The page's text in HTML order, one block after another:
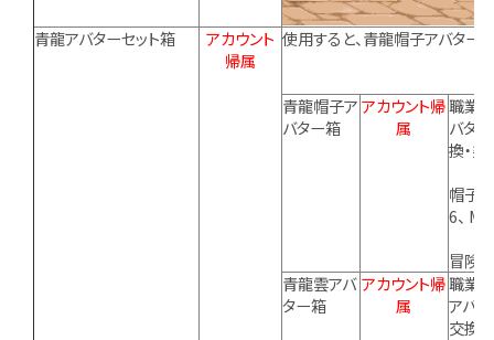
青龍アバターセット箱
アカウント
帰属
使用すると、青龍帽子アバター
青龍帽子ア
バター箱
アカウント帰
属
職業
バタ
換・
帽子
6、
冒険
青龍雲アバ
ター箱
アカウント帰
属
職業
アバ
交換